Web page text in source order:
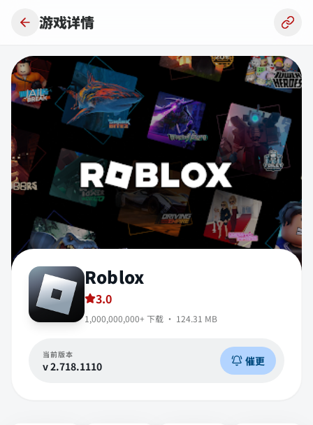
游戏详情
Roblox
3.0
1,000,000,000+ 下载 · 124.31 MB
当前版本
v2.718.1110 催更